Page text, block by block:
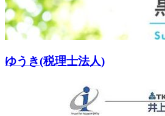
ゆうき(税理士法人)